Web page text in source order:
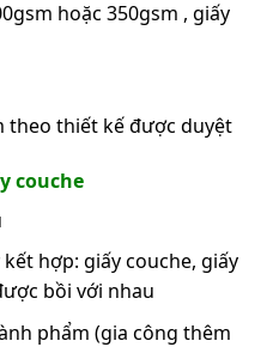
hoặc 350gsm , giấy
theo thiết kế được duyệt
couche
hợp: giấy couche, giấy
bồi với nhau
phẩm (gia công thêm